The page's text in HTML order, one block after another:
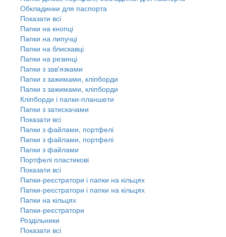
Обкладинки для паспорта
Показати всі
Папки на кнопці
Папки на липучці
Папки на блискавці
Папки на резинці
Папки з зав'язками
Папки з зажимами, кліпборди
Папки з зажимами, кліпборди
Кліпборди і папки-планшети
Папки з затискачами
Показати всі
Папки з файлами, портфелі
Папки з файлами, портфелі
Папки з файлами
Портфелі пластикові
Показати всі
Папки-реєстратори і папки на кільцях
Папки-реєстратори і папки на кільцях
Папки на кільцях
Папки-реєстратори
Роздільники
Показати всі